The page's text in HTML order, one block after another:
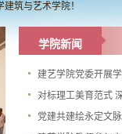
筑与艺术学院！
学院新闻
建艺学院党委开展
对标理工美育范式
党建共建绘永定文